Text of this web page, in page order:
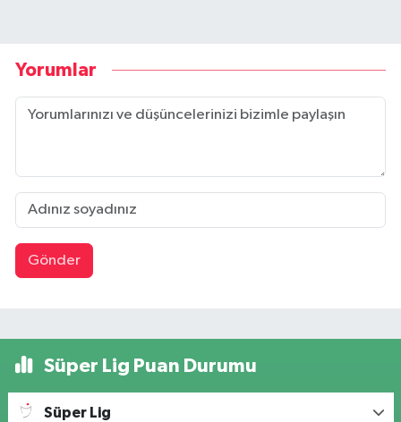
Yorumlar
Gönder
Süper Lig Puan Durumu
Süper Lig